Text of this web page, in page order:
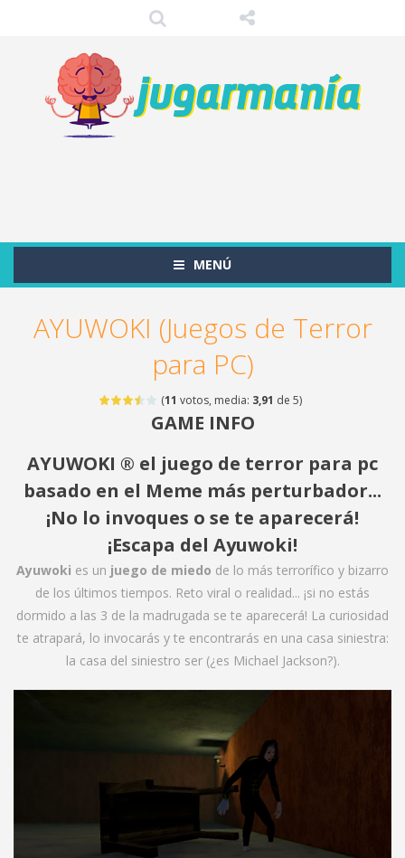
MENÚ
AYUWOKI (Juegos de Terror
para PC)
(11 votos, media: 3,91 de 5)
GAME INFO
AYUWOKI ® el juego de terror para pc
basado en el Meme más perturbador...
¡No lo invoques o se te aparecerá!
¡Escapa del Ayuwoki!
Ayuwoki es un juego de miedo de lo más terrorífico y bizarro
de los últimos tiempos. Reto viral o realidad... ¡si no estás
dormido a las 3 de la madrugada se te aparecerá! La curiosidad
te atrapará, lo invocarás y te encontrarás en una casa siniestra:
la casa del siniestro ser (¿es Michael Jackson?).